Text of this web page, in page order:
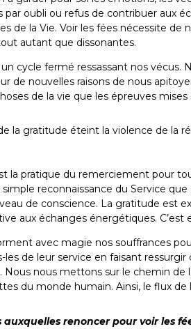
par oubli ou refus de contribuer aux
de la Vie. Voir les fées nécessite
autant que dissonantes.
un cycle fermé ressassant nos
de nouvelles raisons de nous
de la vie que les épreuves
la gratitude éteint la violence de la
la pratique du remerciement pour
simple reconnaissance du Service
de conscience. La gratitude est
aux échanges énergétiques. C’est
avec magie nos souffrances
les de leur service en faisant
nous mettons sur le chemin de
du monde humain. Ainsi, le flux
auxquelles renoncer pour voir les